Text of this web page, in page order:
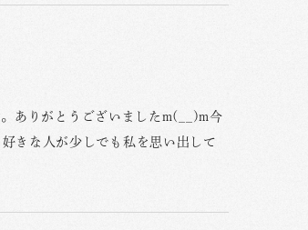
ありがとうございましたm(__)m今
きな人が少しでも私を思い出して